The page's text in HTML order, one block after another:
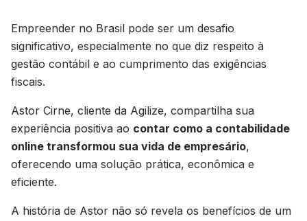
Empreender no Brasil pode ser um desafio
significativo, especialmente no que diz respeito à
gestão contábil e ao cumprimento das exigências
fiscais.
Astor Cirne, cliente da Agilize, compartilha sua
experiência positiva ao contar como a contabilidade
online transformou sua vida de empresário,
oferecendo uma solução prática, econômica e
eficiente.
A história de Astor não só revela os benefícios de um